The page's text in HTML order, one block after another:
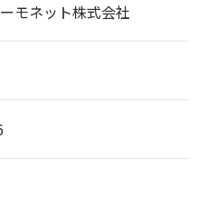
モネット株式会社